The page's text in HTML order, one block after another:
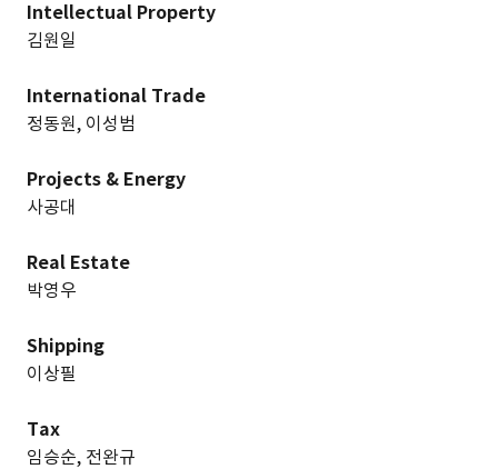
Intellectual Property
김원일
International Trade
정동원, 이성범
Projects & Energy
사공대
Real Estate
박영우
Shipping
이상필
Tax
임승순, 전완규